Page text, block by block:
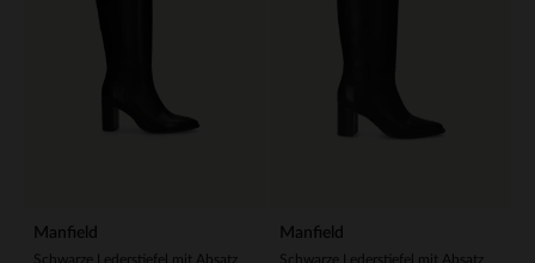
Manfield
Schwarze Lederstiefel mit Absatz
Manfield
Schwarze Lederstiefel mit Absatz